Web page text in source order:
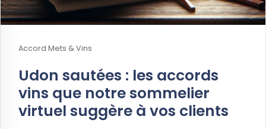
Accord Mets & Vins
Udon sautées : les accords
vins que notre sommelier
virtuel suggère à vos clients